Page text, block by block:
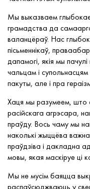
Мы выказваем
грамадства да
валанцёраў. Нас
пісьменнікаў,
дапамогі, якія мы
чальцам і
пакуты, але і пра
Хаця мы разумеем, што
расійскага агрэсара,
праўду. Вось чаму мы
наколькі жыццёва
праўдзіва і дакладна
мовы, якая маскіруе ці
Мы не мусім баяцца
распаўсюджваюць у